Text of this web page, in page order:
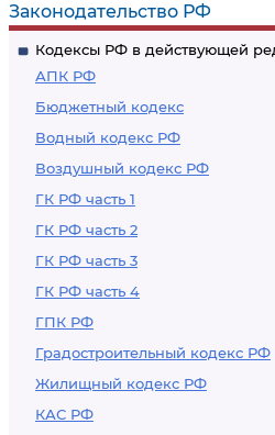
Законодательство РФ
Кодексы РФ в действующей
АПК РФ
Бюджетный кодекс
Водный кодекс РФ
Воздушный кодекс РФ
ГК РФ часть 1
ГК РФ часть 2
ГК РФ часть 3
ГК РФ часть 4
ГПК РФ
Градостроительный кодекс РФ
Жилищный кодекс РФ
КАС РФ